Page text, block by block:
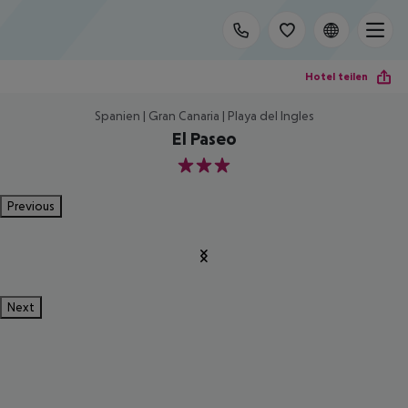
Hotel teilen
Spanien | Gran Canaria | Playa del Ingles
El Paseo
3
Previous
Next